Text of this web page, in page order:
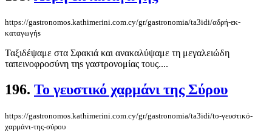
https://gastronomos.kathimerini.com.cy/gr/gastronomia/ta3idi/αδρή-εκ-
καταγωγήs
Ταξιδέψαμε στα Σφακιά και ανακαλύψαμε τη μεγαλειώδη
ταπεινοφροσύνη τηs γαστρονομίας τους....
196. To γευστικό χαρμάνι της Σύρου
https://gastronomos.kathimerini.com.cy/gr/gastronomia/ta3idi/to-γευστικό-
χαρμάνι-της-σύρου